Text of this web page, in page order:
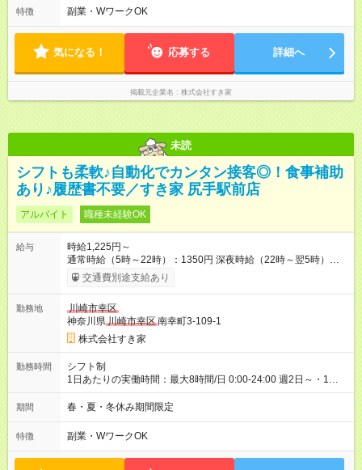
す。 必ず、2名以上での勤務を行いますので、安心して働けま
す。
特徴 副業・WワークOK
気になる！ 応募する 詳細へ
掲載元企業名 株式会社すき家
未読
シフトも柔軟♪自動化でカンタン接客◎！食事補助
あり♪履歴書不要／すき家 尻手駅前店
アルバイト 職種未経験OK
給与
時給1,225円～
通常時給（5時～22時）：1350円 深夜時給（22時～翌5時）：
1688円 高校生時給：1225円 【特別手当】早朝手当（5：00-9：
00）時給+150円 【試用期間】試用期間あり 試用期間の長さ：1
30日（※条件変更なし）ですが、切り上げで一ヶ月とさせてい
ただきます。 研修制度あり：15時間(研修中も同時給）
交通費別途支給あり
勤務地
川崎市幸区
神奈川県川崎市幸区南幸町3-109-1
株式会社すき家
勤務時間
シフト制
1日あたりの実働時間：最大8時間/日 0:00-24:00 週2日～・1日
2h～OK ＜シフト例＞ 〇朝帯 5:00-9:00 〇昼帯 9:00-14:00 〇午
後帯 14:00-18:00 〇夜帯 18:00-22:00 〇深夜帯 22:00-翌5:00 基
ます♪
期間 春・夏・冬休み期間限定
特徴 副業・WワークOK